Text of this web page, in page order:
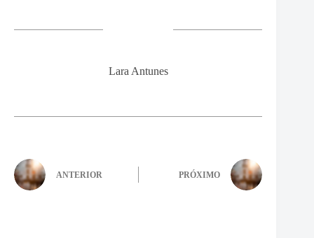
Lara Antunes
ANTERIOR PRÓXIMO